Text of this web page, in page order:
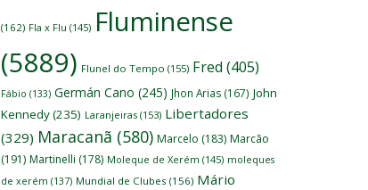
(162) Fla x Flu (145) Fluminense
(5889) Flunel do Tempo (155) Fred (405)
Fábio (133) Germán Cano (245) Jhon Arias (167) John
Kennedy(235) Laranjeiras (153) Libertadores
(329) Maracanã (580) Marcelo (183) Marcão
(191) Martinelli (178) Moleque de Xerém (145) moleques
de xerém (137) Mundial de Clubes (156) Mário